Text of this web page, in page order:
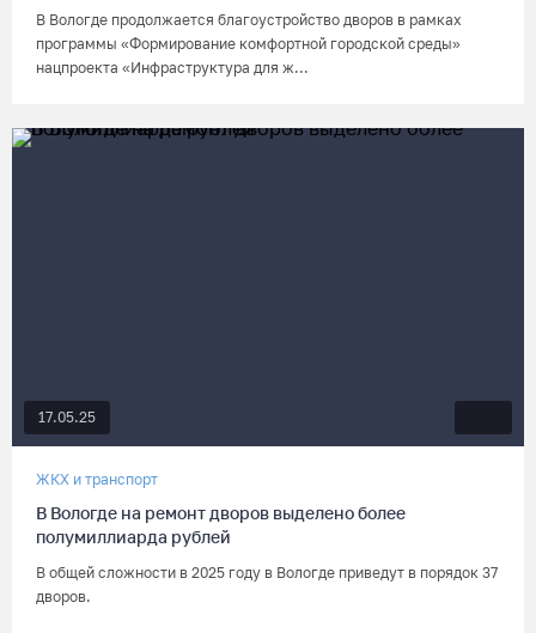
В Вологде продолжается благоустройство дворов в рамках
программы «Формирование комфортной городской среды»
нацпроекта «Инфраструктура для ж...
17.05.25
ЖКХ и транспорт
В Вологде на ремонт дворов выделено более
полумиллиарда рублей
В общей сложности в 2025 году в Вологде приведут в порядок 37
дворов.